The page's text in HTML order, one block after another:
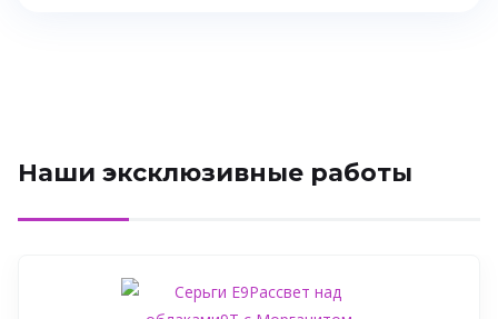
Наши эксклюзивные работы